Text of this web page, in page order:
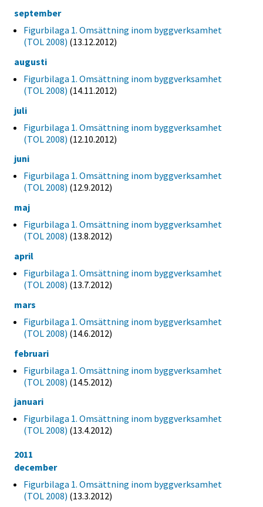
september
Figurbilaga 1. Omsättning inom byggverksamhet
(TOL 2008) (13.12.2012)
augusti
Figurbilaga 1. Omsättning inom byggverksamhet
(TOL 2008) (14.11.2012)
juli
Figurbilaga 1. Omsättning inom byggverksamhet
(TOL 2008) (12.10.2012)
juni
Figurbilaga 1. Omsättning inom byggverksamhet
(TOL 2008) (12.9.2012)
maj
Figurbilaga 1. Omsättning inom byggverksamhet
(TOL 2008) (13.8.2012)
april
Figurbilaga 1. Omsättning inom byggverksamhet
(TOL 2008) (13.7.2012)
mars
Figurbilaga 1. Omsättning inom byggverksamhet
(TOL 2008) (14.6.2012)
februari
Figurbilaga 1. Omsättning inom byggverksamhet
(TOL 2008) (14.5.2012)
januari
Figurbilaga 1. Omsättning inom byggverksamhet
(TOL 2008) (13.4.2012)
2011
december
Figurbilaga 1. Omsättning inom byggverksamhet
(TOL 2008) (13.3.2012)